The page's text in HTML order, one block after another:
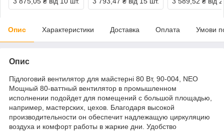
Опис Характеристики Доставка Оплата Умови
Опис
Підлоговий вентилятор для майстерні 80 Вт, 90-004, NEO
Мощный 80-ваттный вентилятор в промышленном
исполнении подойдет для помещений с большой площадью,
например, мастерских, цехов. Благодаря высокой
производительности он обеспечит надлежащую циркуляцию
воздуха и комфорт работы в жаркие дни. Удобство